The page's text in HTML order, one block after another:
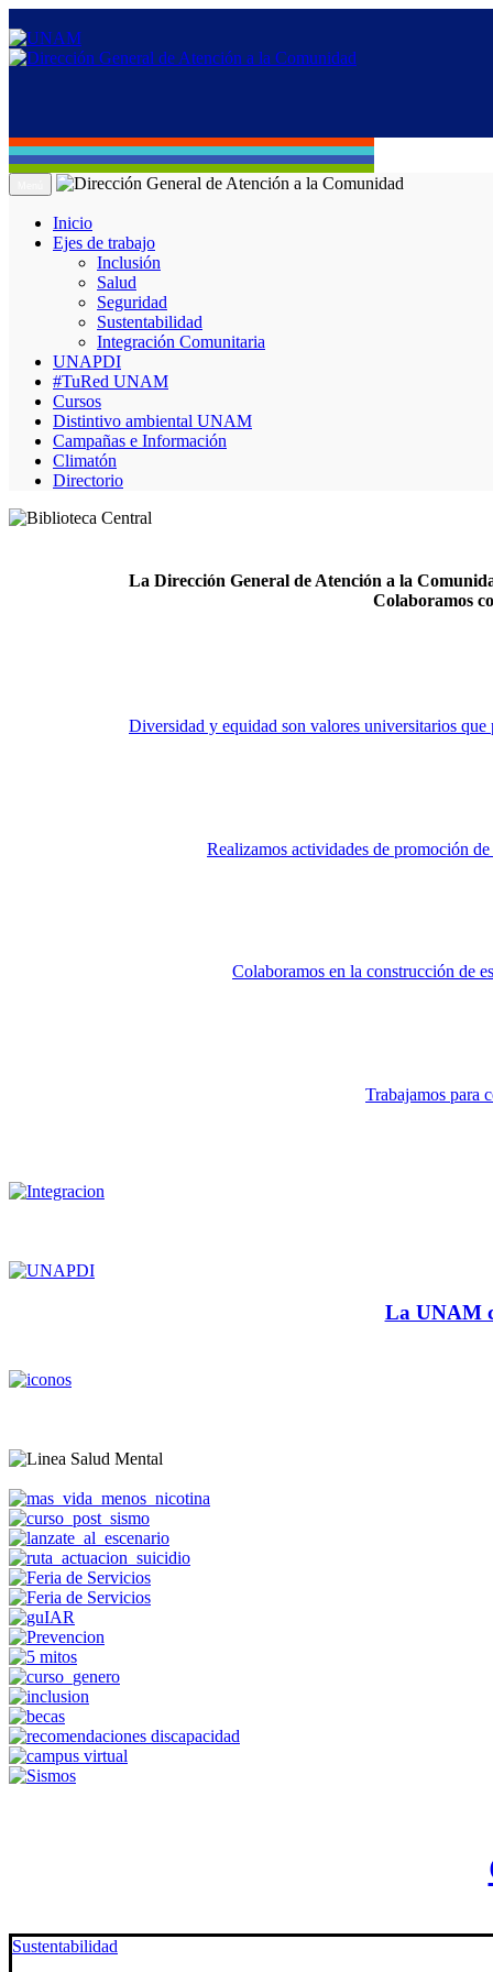
Inicio
Ejes de trabajo
Inclusión
Salud
Seguridad
Sustentabilidad
Integración Comunitaria
UNAPDI
#TuRed UNAM
Cursos
Distintivo ambiental UNAM
Campañas e Información
Climatón
Directorio
La Dirección General de Atención a la
Colaboramos
Diversidad y equidad son valores universitarios que
Realizamos actividades de promoción
Colaboramos en la construcción de
Trabajamos para
La UNAM
Sustentabilidad